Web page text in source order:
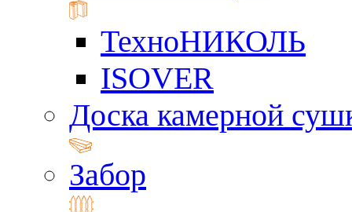
ТехноНИКОЛЬ
ISOVER
Доска камерной
Забор